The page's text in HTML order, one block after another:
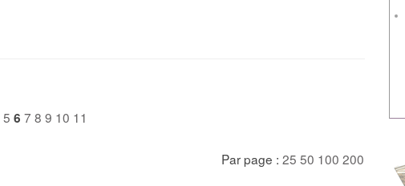
5 6 7 8 9 10 11
Par page : 25 50 100 200